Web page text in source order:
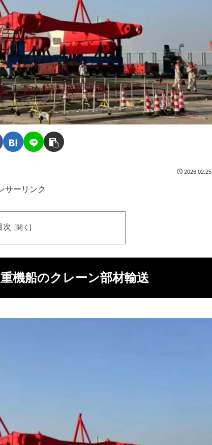
2026.02.25
サーリンク